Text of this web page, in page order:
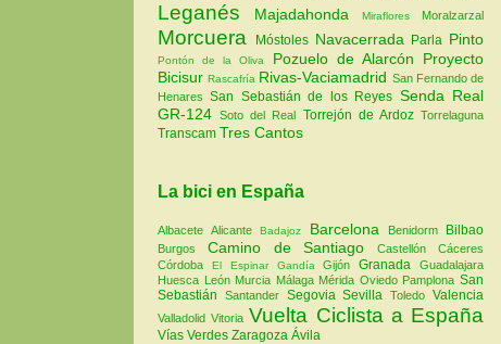
Leganés Majadahonda Miraflores Moralzarzal
Morcuera Móstoles Navacerrada Parla Pinto
Pontón de la Oliva Pozuelo de Alarcón Proyecto
BicisurRascafría Rivas-Vaciamadrid San Fernando de
HenaresSan Sebastián de los Reyes Senda Real
GR-124Soto del Real Torrejón de ArdozTorrelaguna
Transcam Tres Cantos
La bici en España
AlbaceteAlicanteBadajoz Barcelona Benidorm Bilbao
Burgos Camino de SantiagoCastellónCáceres
Córdoba El Espinar GandíaGijónGranadaGuadalajara
Huesca León Murcia Málaga Mérida Oviedo PamplonaSan
Sebastián Santander SegoviaSevillaToledoValencia
ValladolidVitoria Vuelta Ciclista a España
Vías Verdes Zaragoza Ávila